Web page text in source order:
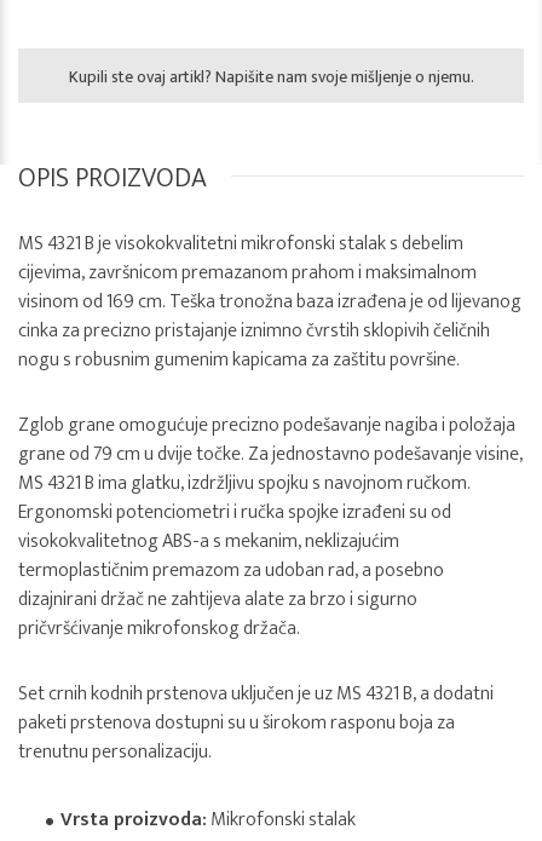
Kupili ste ovaj artikl? Napišite nam svoje mišljenje o njemu.
OPIS PROIZVODA
MS 4321 B je visokokvalitetni mikrofonski stalak s debelim
cijevima, završnicom premazanom prahom i maksimalnom
visinom od 169 cm. Teška tronožna baza izrađena je od lijevanog
cinka za precizno pristajanje iznimno čvrstih sklopivih čeličnih
nogu s robusnim gumenim kapicama za zaštitu površine.
Zglob grane omogućuje precizno podešavanje nagiba i položaja
grane od 79 cm u dvije točke. Za jednostavno podešavanje visine,
MS 4321 B ima glatku, izdržljivu spojku s navojnom ručkom.
Ergonomski potenciometri i ručka spojke izrađeni su od
visokokvalitetnog ABS-a s mekanim, neklizajućim
termoplastičnim premazom za udoban rad, a posebno
dizajnirani držač ne zahtijeva alate za brzo i sigurno
pričvršćivanje mikrofonskog držača.
Set crnih kodnih prstenova uključen je uz MS 4321 B, a dodatni
paketi prstenova dostupni su u širokom rasponu boja za
trenutnu personalizaciju.
Vrsta proizvoda:Mikrofonski stalak